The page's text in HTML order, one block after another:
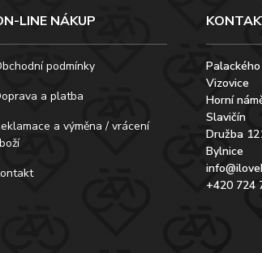
LINE NÁKUP
podmínky
a platba
a výměna / vrácení
Vizovice
Horní
Slavičín
Družba
Bylnice
+420 724